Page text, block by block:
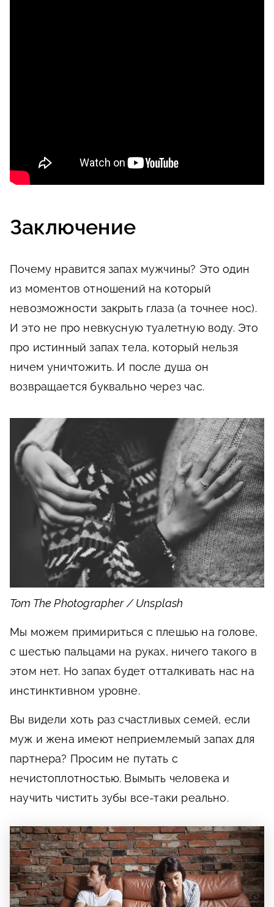
Заключение
Почему нравится запах мужчины? Это один
из моментов отношений на который
невозможности закрыть глаза (а точнее нос).
И это не про невкусную туалетную воду. Это
про истинный запах тела, который нельзя
ничем уничтожить. И после душа он
возвращается буквально через час.
Tom The Photographer / Unsplash
Мы можем примириться с плешью на голове,
с шестью пальцами на руках, ничего такого в
этом нет. Но запах будет отталкивать нас на
инстинктивном уровне.
Вы видели хоть раз счастливых семей, если
муж и жена имеют неприемлемый запах для
партнера? Просим не путать с
нечистоплотностью. Вымыть человека и
научить чистить зубы все-таки реально.